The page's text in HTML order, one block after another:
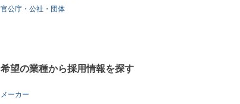
官公庁・公社・団体
希望の業種から採用情報を探す
メーカー